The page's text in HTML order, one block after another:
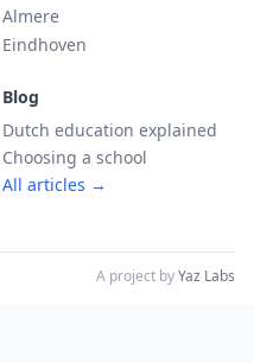
Almere
Eindhoven
Blog
Dutch education explained
Choosing a school
All articles →
A project byYaz Labs